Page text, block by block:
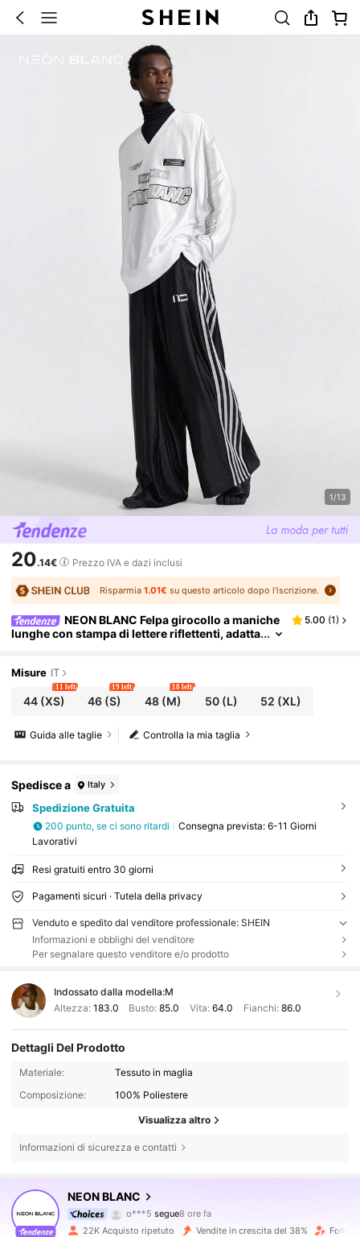
1/13
20.14€ Prezzo IVA e dazi inclusi
Risparmia1.01€ su questo articolo dopo l'iscrizione.
NEON BLANC Felpa girocollo a maniche
lunghe con stampa di lettere riflettenti, adatta
5.00 (1)
Misure IT
44(XS)
11 left
46 (S)
19 left
48(M)
18 left
50(L) 52 (XL)
Controlla la mia taglia
Guida alle taglie
Spedisce a Italy
Spedizione Gratuita
200 punto, se ci sono ritardi Consegna prevista: 6-11 Giorni
Lavorativi
Resi gratuiti entro 30 giorni
Pagamenti sicuri · Tutela della privacy
Venduto e spedito dal venditore professionale: SHEIN
Informazioni e obblighi del venditore
Per segnalare questo venditore e/o prodotto
Indossato dalla modella:M
Altezza: 183.0 Busto:85.0 Vita: 64.0 Fianchi: 86.0
Dettagli Del Prodotto
Materiale:
Tessuto in maglia
Composizione:
100% Poliestere
Visualizza altro
Informazioni di sicurezza e contatti
NEON BLANC
4.79 157K Follower
o***5
g***7sta navigando
4.79
157K Follower
22K Acquisto ripetuto Vendite in crescita del 38%